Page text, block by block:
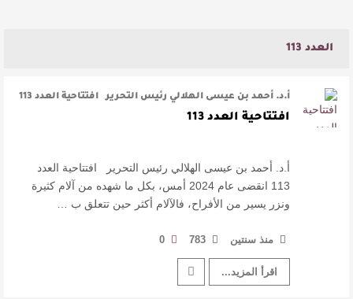
العدد 113
أ.د. أحمد بن عيسى الهلالي رئيس التحرير افتتاحية العدد 113
انقضى عام 2024 …
افتتاحية العدد 113
أ.د. أحمد بن عيسى الهلالي رئيس التحرير افتتاحية العدد
113 انقضى عام 2024 أمس، بكل ما شهده من آلام كثيرة
ونزر يسير من الأفراح، فالآلام أكثر حين تتعلق ب …
منذ سنتين 783
0
اقرأ المزيد...